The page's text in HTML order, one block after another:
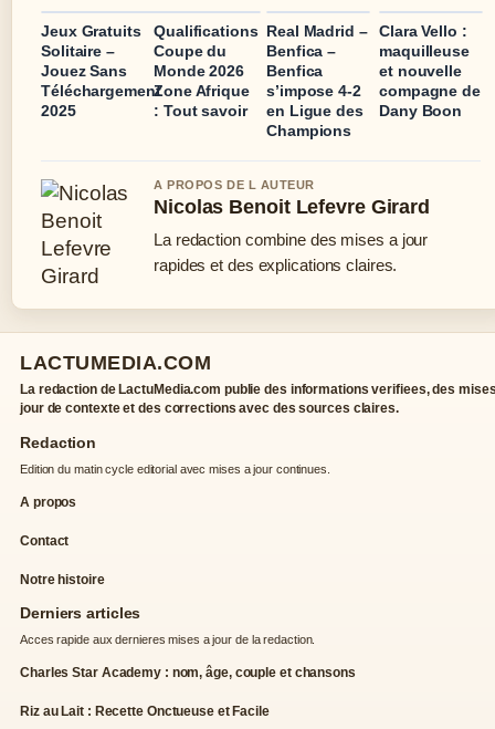
Jeux Gratuits
Solitaire –
Jouez Sans
Téléchargement
2025
Qualifications
Coupe du
Monde 2026
Zone Afrique
: Tout savoir
Real Madrid –
Benfica –
Benfica
s’impose 4-2
en Ligue des
Champions
Clara Vello :
maquilleuse
et nouvelle
compagne de
Dany Boon
A PROPOS DE L AUTEUR
Nicolas Benoit Lefevre Girard
La redaction combine des mises a jour
rapides et des explications claires.
LACTUMEDIA.COM
La redaction de LactuMedia.com publie des informations verifiees, des
jour de contexte et des corrections avec des sources claires.
Redaction
Edition du matin cycle editorial avec mises a jour continues.
A propos
Contact
Notre histoire
Derniers articles
Acces rapide aux dernieres mises a jour de la redaction.
Charles Star Academy : nom, âge, couple et chansons
Riz au Lait : Recette Onctueuse et Facile